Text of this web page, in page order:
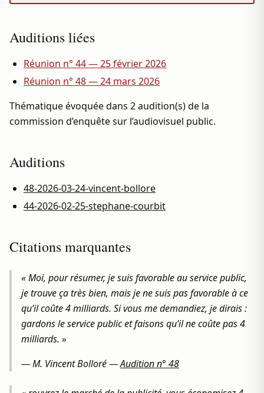
Auditions liées
Réunion n° 44 — 25 février 2026
Réunion n° 48 — 24 mars 2026
Thématique évoquée dans 2 audition(s) de la
commission d’enquête sur l’audiovisuel public.
Auditions
48-2026-03-24-vincent-bollore
44-2026-02-25-stephane-courbit
Citations marquantes
« Moi, pour résumer, je suis favorable au service public,
je trouve ça très bien, mais je ne suis pas favorable à ce
qu’il coûte 4 milliards. Si vous me demandiez, je dirais :
gardons le service public et faisons qu’il ne coûte pas 4
milliards. »
—M. Vincent Bolloré—Audition n° 48